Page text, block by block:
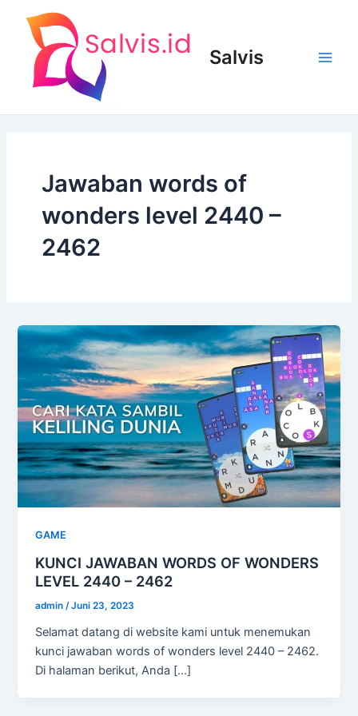
konten
Salvis
Jawaban words of
wonders level 2440 –
2462
GAME
KUNCI JAWABAN WORDS OF WONDERS
LEVEL 2440 – 2462
admin/Juni 23, 2023
Selamat datang di website kami untuk menemukan
kunci jawaban words of wonders level 2440 – 2462.
Di halaman berikut, Anda […]